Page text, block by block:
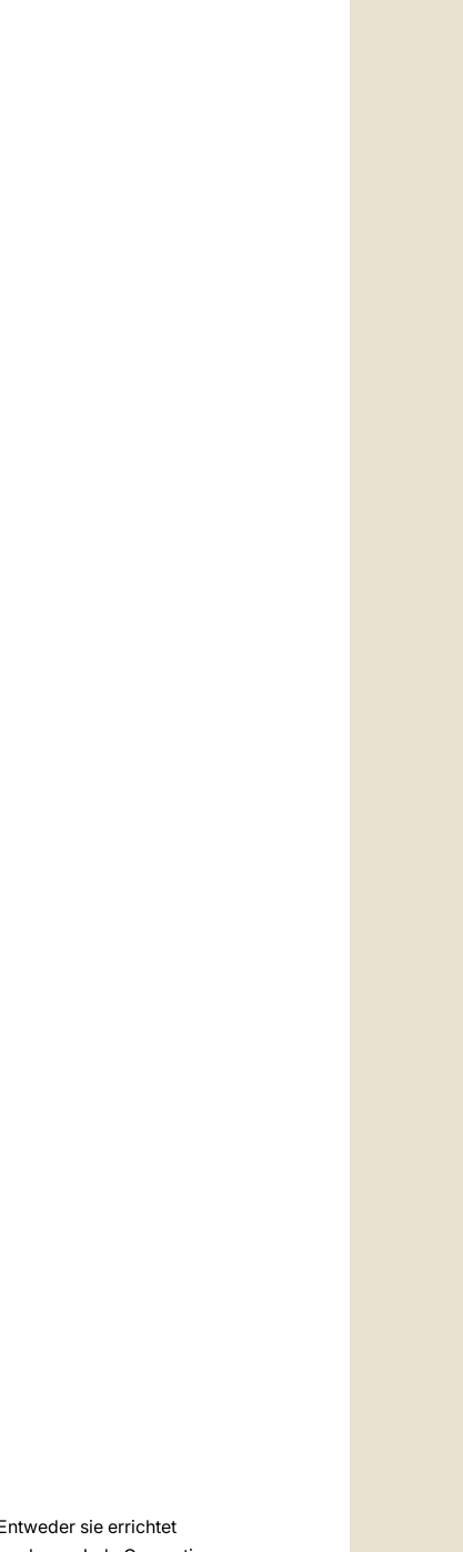
sie errichtet